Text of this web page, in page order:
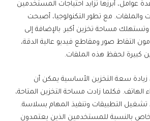
عوامل، أبرزها تزايد احتياجات المستخدمين
والملفات. مع تطور التكنولوجيا، أصبحت
وتستهلك مساحة تخزين أكبر. بالإضافة إلى
التقاط صور ومقاطع فيديو عالية الدقة،
كبيرة لحفظ هذه الملفات.
زيادة سعة التخزين الأساسية يمكن أن
فكلما زادت مساحة التخزين المتاحة،
تشغيل التطبيقات وتنفيذ المهام بسلاسة.
بالنسبة للمستخدمين الذين يعتمدون